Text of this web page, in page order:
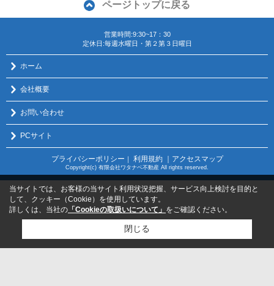
ページトップに戻る
営業時間:9:30~17：30
定休日:毎週水曜日・第２第３日曜日
ホーム
会社概要
お問い合わせ
PCサイト
プライバシーポリシー ｜ 利用規約 ｜アクセスマップ
Copyright(c) 有限会社ワタナベ不動産 All rights reserved.
当サイトでは、お客様の当サイト利用状況把握、サービス向上検討を目的と
して、クッキー（Cookie）を使用しています。
詳しくは、当社の 「Cookieの取扱いについて」 をご確認ください。
閉じる